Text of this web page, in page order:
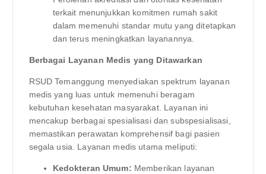
terkait menunjukkan komitmen rumah sakit
dalam memenuhi standar mutu yang ditetapkan
dan terus meningkatkan layanannya.
Berbagai Layanan Medis yang Ditawarkan
RSUD Temanggung menyediakan spektrum layanan
medis yang luas untuk memenuhi beragam
kebutuhan kesehatan masyarakat. Layanan ini
mencakup berbagai spesialisasi dan subspesialisasi,
memastikan perawatan komprehensif bagi pasien
segala usia. Layanan medis utama meliputi:
Kedokteran Umum: Memberikan layanan